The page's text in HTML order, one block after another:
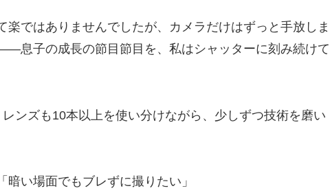
ではありませんでしたが、カメラだけはずっと手放しま
息子の成長の節目節目を、私はシャッターに刻み続けて
ンズも10本以上を使い分けながら、少しずつ技術を磨い
暗い場面でもブレずに撮りたい」